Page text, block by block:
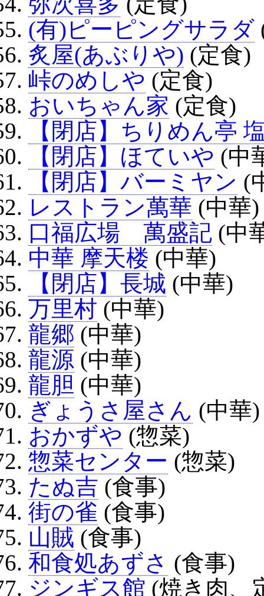
(有)ピーピングサラダ
炙屋(あぶりや) (定食)
峠のめしや (定食)
おいちゃん家 (定食)
【閉店】ちりめん亭
【閉店】ほていや (中
【閉店】バーミヤン (
レストラン萬華 (中華)
口福広場 萬盛記 (中
中華 摩天楼 (中華)
【閉店】長城 (中華)
万里村 (中華)
龍郷 (中華)
龍源 (中華)
龍胆 (中華)
ぎょうさ屋さん (中華)
おかずや (惣菜)
惣菜センター (惣菜)
たぬ吉 (食事)
街の雀 (食事)
山賊 (食事)
和食処あずさ (食事)
ジンギス館 (焼き肉、